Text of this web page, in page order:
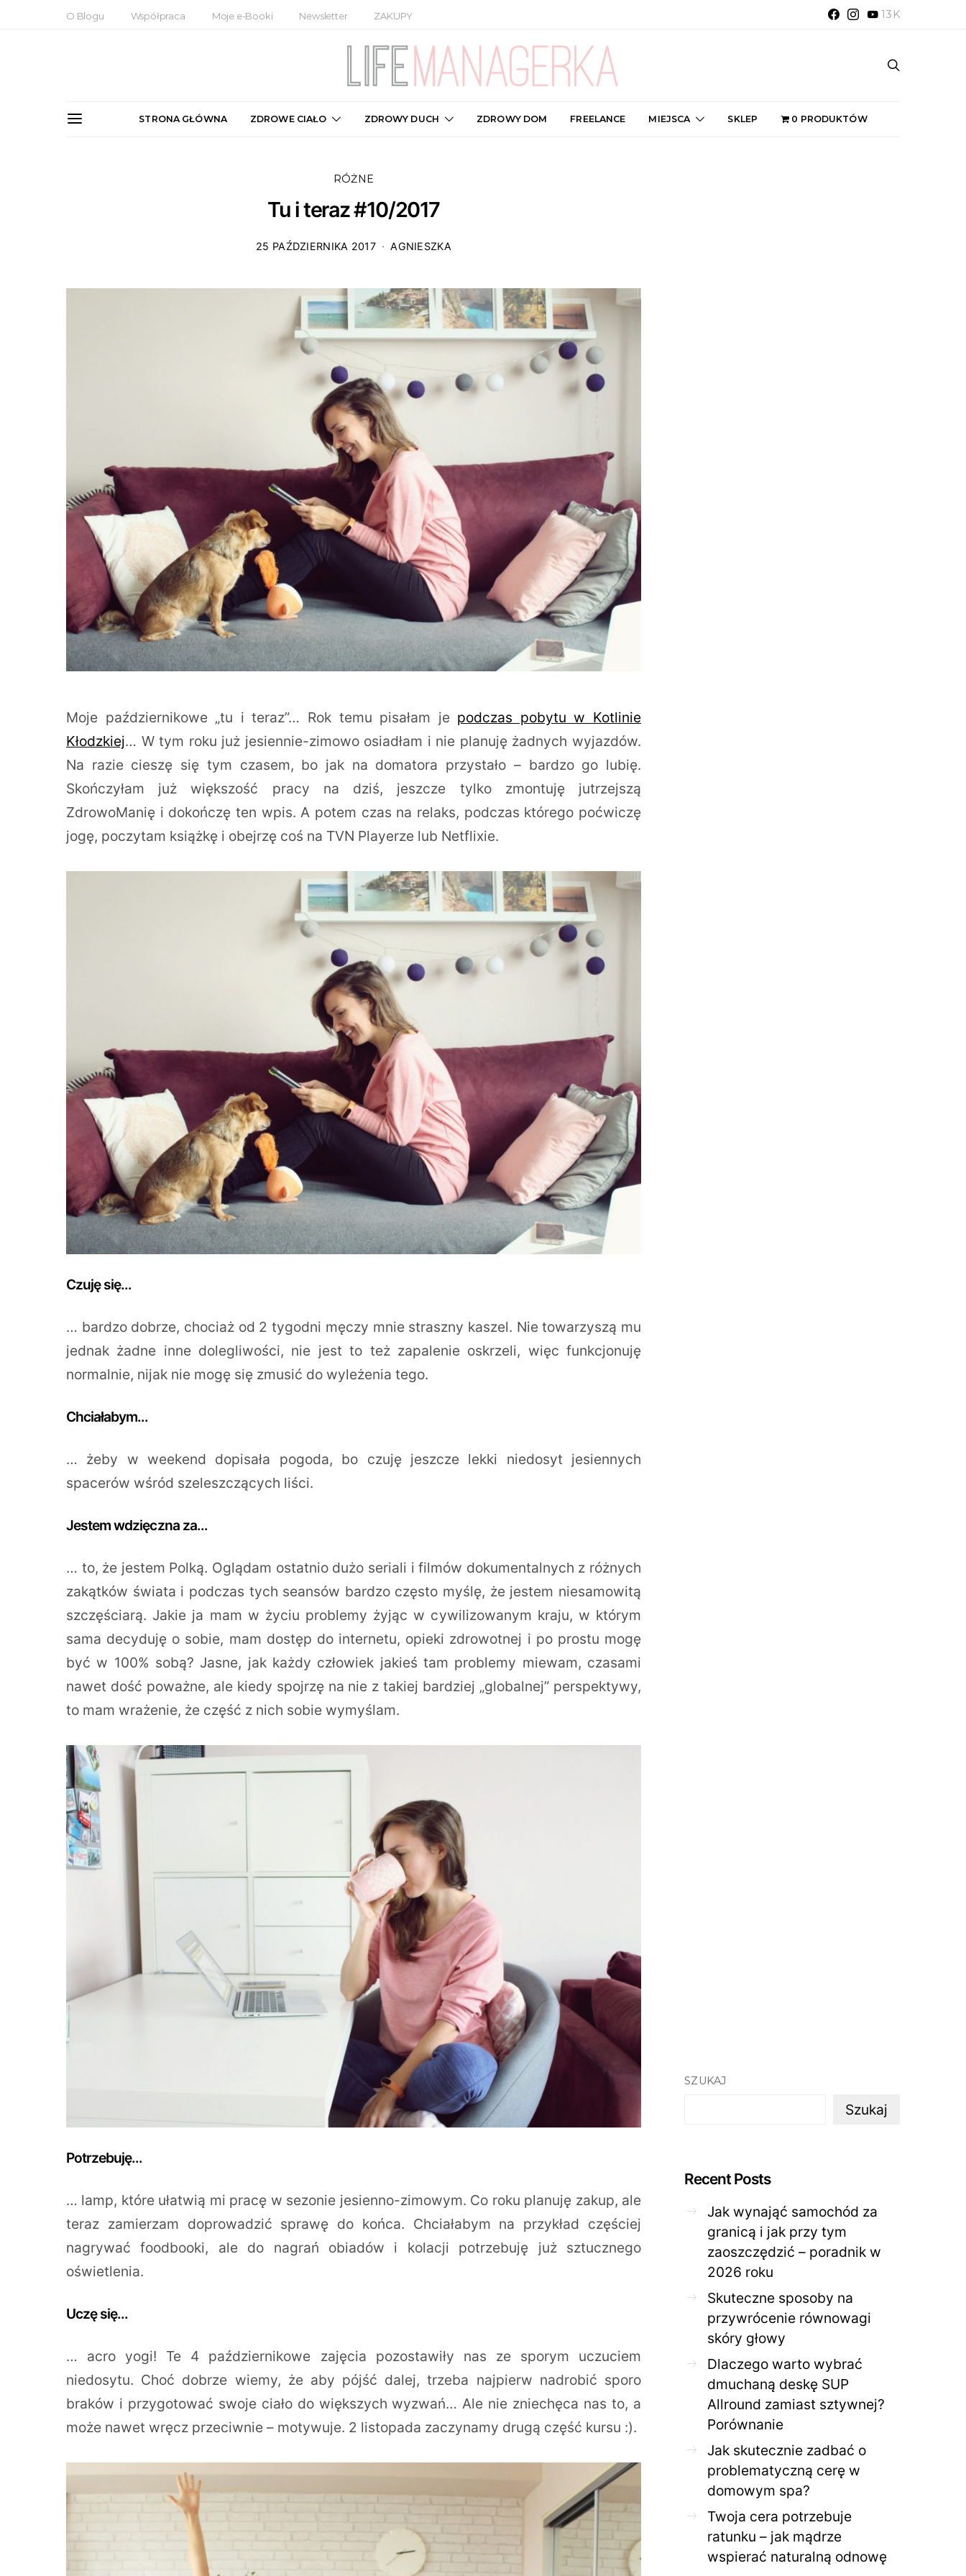
O Blogu Współpraca Moje e-Booki Newsletter ZAKUPY 13K
STRONA GŁÓWNA ZDROWE CIAŁO ZDROWY DUCH ZDROWY DOM FREELANCE MIEJSCA SKLEP 0 PRODUKTÓW
RÓŻNE
Tu i teraz #10/2017
25 PAŹDZIERNIKA 2017 AGNIESZKA
Moje październikowe „tu i teraz”… Rok temu pisałam je podczas pobytu w Kotlinie
Kłodzkiej… W tym roku już jesiennie-zimowo osiadłam i nie planuję żadnych wyjazdów.
Na razie cieszę się tym czasem, bo jak na domatora przystało – bardzo go lubię.
Skończyłam już większość pracy na dziś, jeszcze tylko zmontuję jutrzejszą
ZdrowoManię i dokończę ten wpis. A potem czas na relaks, podczas którego poćwiczę
jogę, poczytam książkę i obejrzę coś na TVN Playerze lub Netflixie.
Czuję się…
… bardzo dobrze, chociaż od 2 tygodni męczy mnie straszny kaszel. Nie towarzyszą mu
jednak żadne inne dolegliwości, nie jest to też zapalenie oskrzeli, więc funkcjonuję
normalnie, nijak nie mogę się zmusić do wyleżenia tego.
Chciałabym…
… żeby w weekend dopisała pogoda, bo czuję jeszcze lekki niedosyt jesiennych
spacerów wśród szeleszczących liści.
Jestem wdzięczna za…
… to, że jestem Polką. Oglądam ostatnio dużo seriali i filmów dokumentalnych z różnych
zakątków świata i podczas tych seansów bardzo często myślę, że jestem niesamowitą
szczęściarą. Jakie ja mam w życiu problemy żyjąc w cywilizowanym kraju, w którym
sama decyduję o sobie, mam dostęp do internetu, opieki zdrowotnej i po prostu mogę
być w 100% sobą? Jasne, jak każdy człowiek jakieś tam problemy miewam, czasami
nawet dość poważne, ale kiedy spojrzę na nie z takiej bardziej „globalnej” perspektywy,
to mam wrażenie, że część z nich sobie wymyślam.
Potrzebuję…
… lamp, które ułatwią mi pracę w sezonie jesienno-zimowym. Co roku planuję zakup, ale
teraz zamierzam doprowadzić sprawę do końca. Chciałabym na przykład częściej
nagrywać foodbooki, ale do nagrań obiadów i kolacji potrzebuję już sztucznego
oświetlenia.
Uczę się…
… acro yogi! Te 4 październikowe zajęcia pozostawiły nas ze sporym uczuciem
niedosytu. Choć dobrze wiemy, że aby pójść dalej, trzeba najpierw nadrobić sporo
braków i przygotować swoje ciało do większych wyzwań… Ale nie zniechęca nas to, a
może nawet wręcz przeciwnie – motywuje. 2 listopada zaczynamy drugą część kursu :).
SZUKAJ
Szukaj
Recent Posts
Jak wynająć samochód za
granicą i jak przy tym
zaoszczędzić – poradnik w
2026 roku
Skuteczne sposoby na
przywrócenie równowagi
skóry głowy
Dlaczego warto wybrać
dmuchaną deskę SUP
Allround zamiast sztywnej?
Porównanie
Jak skutecznie zadbać o
problematyczną cerę w
domowym spa?
Twoja cera potrzebuje
ratunku – jak mądrze
wspierać naturalną odnowę